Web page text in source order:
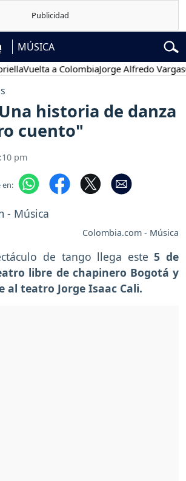
MÚSICA
Vuelta a ColombiaJorge Alfredo Vargas
historia de danza
cuento"
pm
Colombia.com - Música
de tango llega este 5 de
libre de chapinero Bogotá y
al teatro Jorge Isaac Cali.